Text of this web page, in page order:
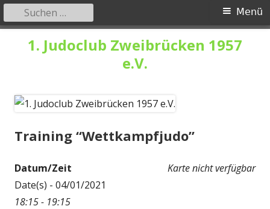
1. Judoclub Zweibrücken 1957
e.V.
Primäres
Menü
Menü
Suchen
nach:
Training “Wettkampfjudo”
Karte nicht verfügbar
Datum/Zeit
Date(s) - 04/01/2021
18:15 - 19:15